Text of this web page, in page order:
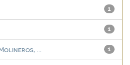
1
1
1
...